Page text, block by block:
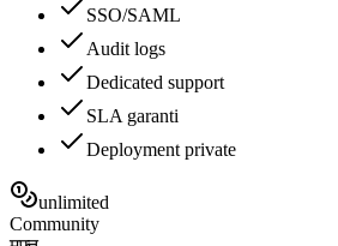
SSO/SAML
Audit logs
Dedicated support
SLA garanti
Deployment private
unlimited
Community